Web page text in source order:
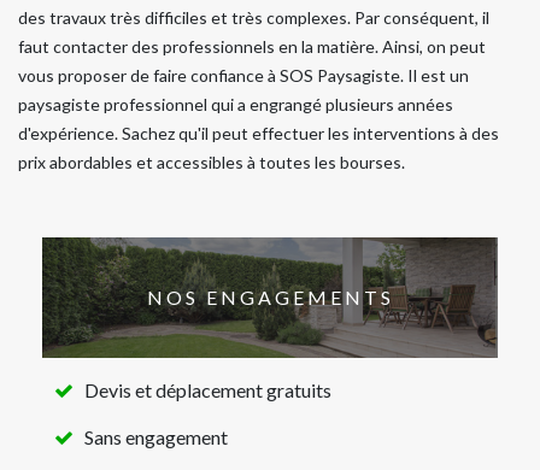
des travaux très difficiles et très complexes. Par conséquent, il
faut contacter des professionnels en la matière. Ainsi, on peut
vous proposer de faire confiance à SOS Paysagiste. Il est un
paysagiste professionnel qui a engrangé plusieurs années
d'expérience. Sachez qu'il peut effectuer les interventions à des
prix abordables et accessibles à toutes les bourses.
NOS ENGAGEMENTS
Devis et déplacement gratuits
Sans engagement